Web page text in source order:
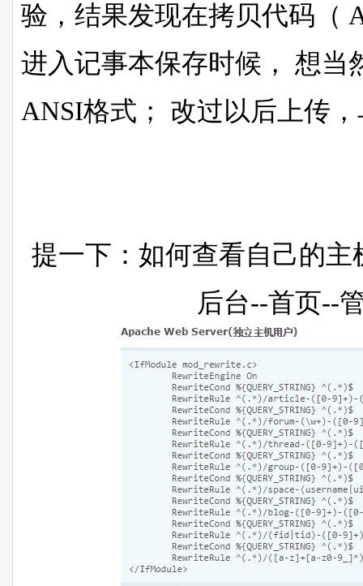
验，结果发现在拷贝代码（
进入记事本保存时候， 想当
ANSI格式； 改过以后上传
提一下：如何查看自己的主
后台--首页--